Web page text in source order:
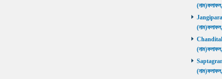
Jangipara
Chanditala
Saptagram